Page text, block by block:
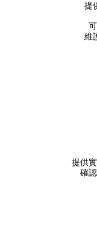
提
維
提供
確